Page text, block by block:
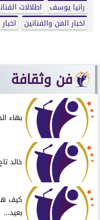
رانيا يوسف اطلالات
اخبار الفن والفنانين
فن وثقافة
بهاء
خالد
كيف
بعيد...